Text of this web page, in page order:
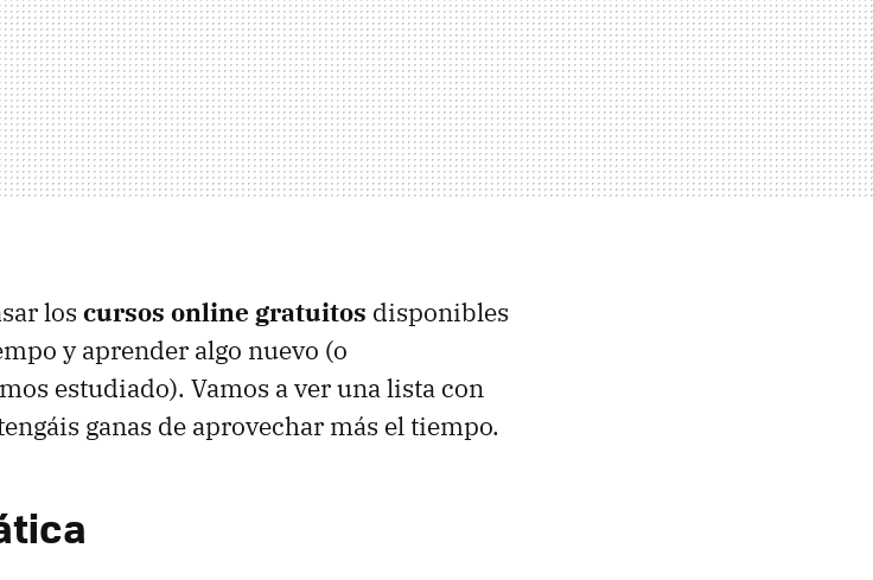
los cursos online gratuitos disponibles
y aprender algo nuevo (o
estudiado). Vamos a ver una lista con
ganas de aprovechar más el tiempo.